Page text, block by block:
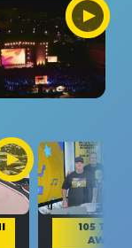
105 TAKE
AWAY